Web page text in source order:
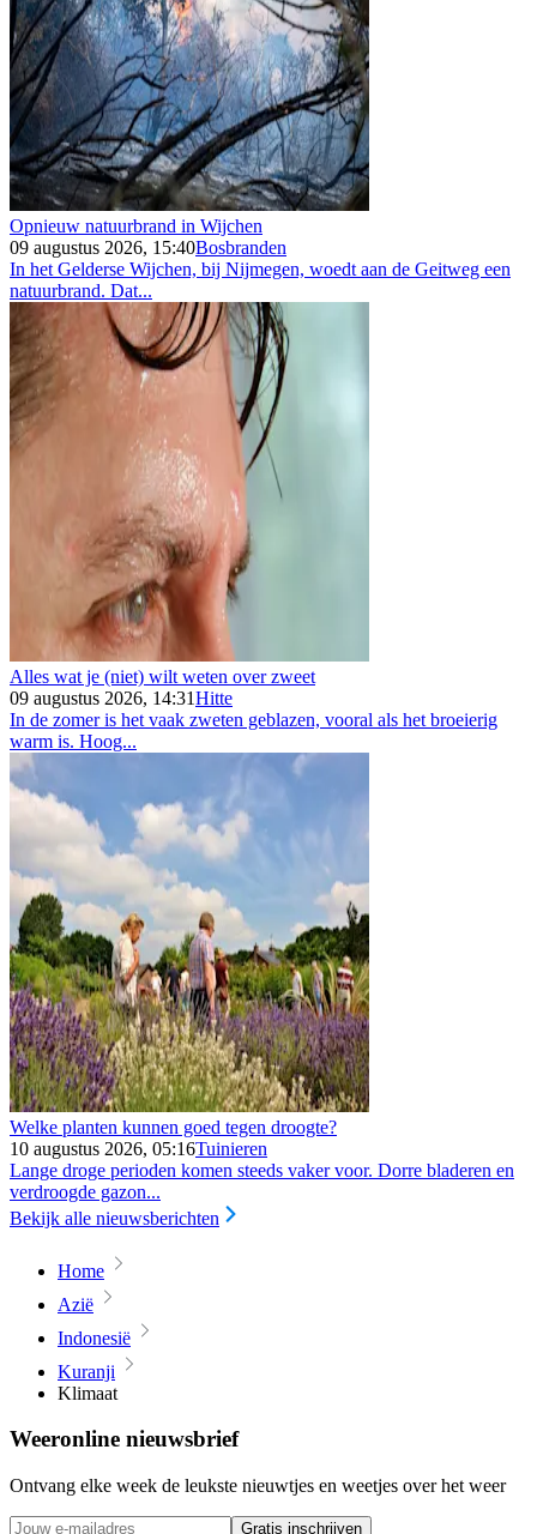
Opnieuw natuurbrand in Wijchen
09 augustus 2026, 15:40Bosbranden
In het Gelderse Wijchen, bij Nijmegen, woedt aan de Geitweg een
natuurbrand. Dat...
Alles wat je (niet) wilt weten over zweet
09 augustus 2026, 14:31Hitte
In de zomer is het vaak zweten geblazen, vooral als het broeierig
warm is. Hoog...
Welke planten kunnen goed tegen droogte?
10 augustus 2026, 05:16Tuinieren
Lange droge perioden komen steeds vaker voor. Dorre bladeren en
verdroogde gazon...
Bekijk alle nieuwsberichten
Home
Azië
Indonesië
Kuranji
Klimaat
Weeronline nieuwsbrief
Ontvang elke week de leukste nieuwtjes en weetjes over het weer
Gratis inschrijven